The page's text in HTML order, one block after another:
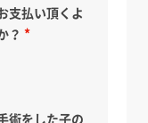
支払い頂くよ
？
術をした子の